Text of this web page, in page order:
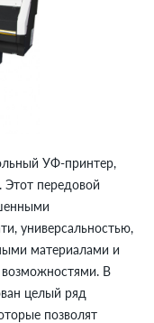
УФ-принтер,
передовой
универсальностью,
материалами и
В
целый ряд
позволят